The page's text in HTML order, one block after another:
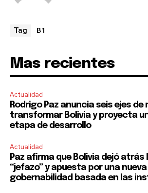
your privacy and won't spam your inbox.
SUBSCRIBE
I've read and accept thePrivacy Policy.
Tag B1
Mas recientes
Actualidad
Rodrigo Paz anuncia seis ejes
transformar Bolivia y proyecta
etapa de desarrollo
Actualidad
Paz afirma que Bolivia dejó atrás
“jefazo” y apuesta por una nueva
gobernabilidad basada en las